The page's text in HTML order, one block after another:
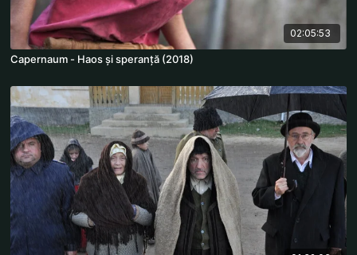
02:05:53
Capernaum - Haos și speranță (2018)